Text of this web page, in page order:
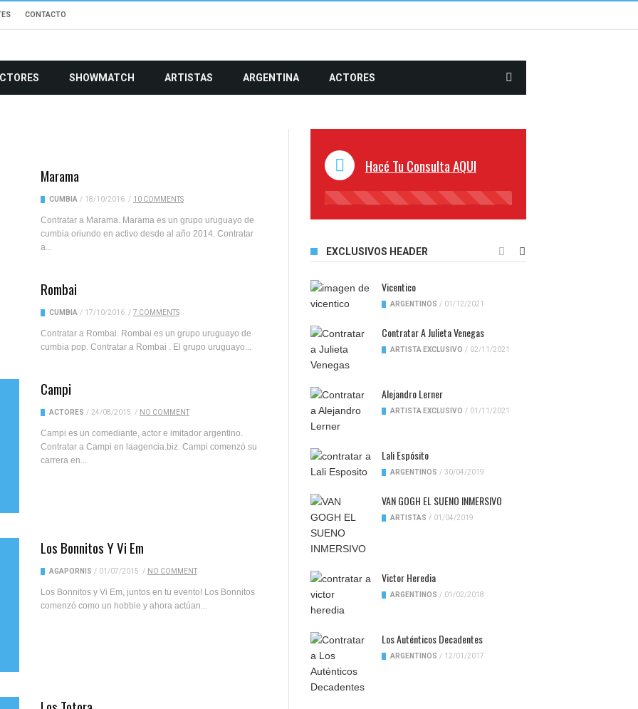
CONTACTO
SHOWMATCH ARTISTAS ARGENTINA ACTORES
Marama
CUMBIA / 18/10/2016 / 10 COMMENTS
Contratar a Marama. Marama es un grupo uruguayo de
cumbia oriundo en activo desde al año 2014. Contratar
a...
Rombai
CUMBIA / 17/10/2016 / 7 COMMENTS
Contratar a Rombai. Rombai es un grupo uruguayo de
cumbia pop. Contratar a Rombai . El grupo uruguayo...
Campi
ACTORES / 24/08/2015 / NO COMMENT
Campi es un comediante, actor e imitador argentino.
Contratar a Campi en laagencia.biz. Campi comenzó su
carrera en...
Los Bonnitos Y Vi Em
AGAPORNIS / 01/07/2015 / NO COMMENT
Los Bonnitos y Vi Em, juntos en tu evento! Los Bonnitos
comenzó como un hobbie y ahora actúan...
Hacé Tu Consulta AQUI
45%
EXCLUSIVOS HEADER
Vicentico
ARGENTINOS / 01/12/2021
Contratar A Julieta Venegas
ARTISTA EXCLUSIVO / 02/11/2021
Alejandro Lerner
ARTISTA EXCLUSIVO / 01/11/2021
Lali Espósito
ARGENTINOS / 30/04/2019
VAN GOGH EL SUENO INMERSIVO
ARTISTAS / 01/04/2019
Victor Heredia
ARGENTINOS / 01/02/2018
Los Auténticos Decadentes
ARGENTINOS / 12/01/2017